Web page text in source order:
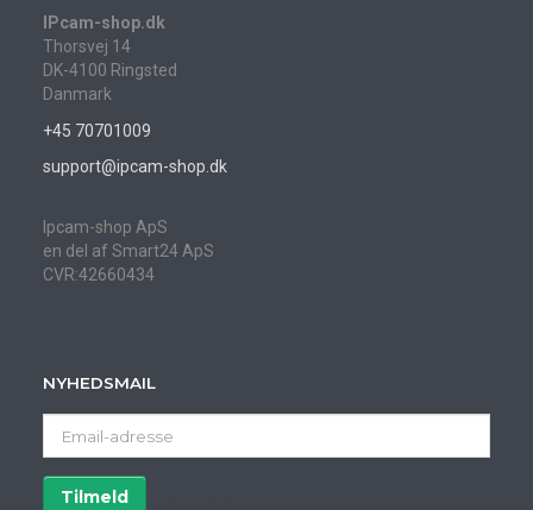
IPcam-shop.dk
Thorsvej 14
DK-4100 Ringsted
Danmark
+45 70701009
support@ipcam-shop.dk
Ipcam-shop ApS
en del af Smart24 ApS
CVR:42660434
NYHEDSMAIL
adresse
Tilmeld